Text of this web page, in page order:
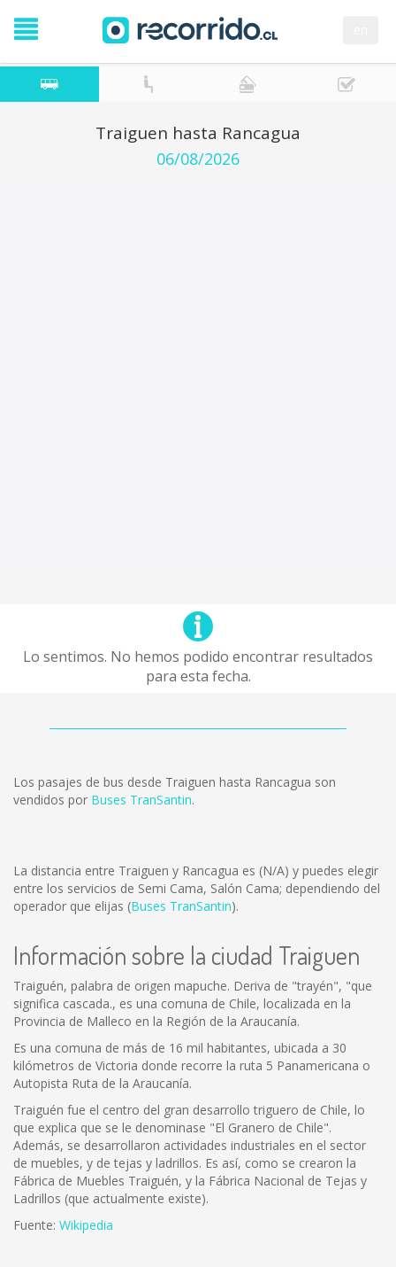
Traiguen hasta Rancagua
06/08/2026
Lo sentimos. No hemos podido encontrar resultados
para esta fecha.
Los pasajes de bus desde Traiguen hasta Rancagua son
vendidos por Buses TranSantin.
La distancia entre Traiguen y Rancagua es (N/A) y puedes elegir
entre los servicios de Semi Cama, Salón Cama; dependiendo del
operador que elijas (Buses TranSantin).
Información sobre la ciudad Traiguen
Traiguén, palabra de origen mapuche. Deriva de "trayén", "que
significa cascada., es una comuna de Chile, localizada en la
Provincia de Malleco en la Región de la Araucanía.
Es una comuna de más de 16 mil habitantes, ubicada a 30
kilómetros de Victoria donde recorre la ruta 5 Panamericana o
Autopista Ruta de la Araucanía.
Traiguén fue el centro del gran desarrollo triguero de Chile, lo
que explica que se le denominase "El Granero de Chile".
Además, se desarrollaron actividades industriales en el sector
de muebles, y de tejas y ladrillos. Es así, como se crearon la
Fábrica de Muebles Traiguén, y la Fábrica Nacional de Tejas y
Ladrillos (que actualmente existe).
Fuente: Wikipedia